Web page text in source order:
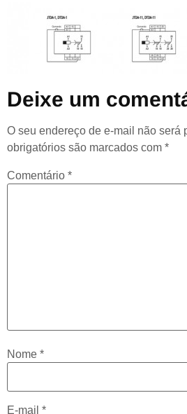
Deixe um
O seu endereço de e-mail não será
obrigatórios são marcados com *
Comentário *
Nome *
E-mail *